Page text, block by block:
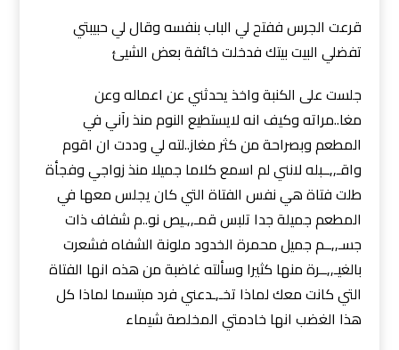
قرعت الجرس ففتح لي الباب بنفسه وقال لي حبيبتي
تفضلي البيت بيتك فدخلت خائفة بعض الشيئ
جلست على الكنبة واخذ يحدثني عن اعماله وعن
مغا..مراته وكيف انه لايستطيع النوم منذ رآني في
المطعم وبصراحة من كثر مغاز..لته لي وددت ان اقوم
واقـ,,ــبله لانني لم اسمع كلاما جميلا منذ زواجي وفجأة
طلت فتاة هي نفس الفتاة التي كان يجلس معها في
المطعم جميلة جدا تلبس قمـ,,ـيص نو..م شفاف ذات
جسـ,,ــم جميل محمرة الخدود ملونة الشفاه فشعرت
بالغيـ,,ــرة منها كثيرا وسألته غاضبة من هذه انها الفتاة
التي كانت معك لماذا تخـ,ـدعني فرد مبتسما لماذا كل
هذا الغضب انها خادمتي المخلصة شيماء